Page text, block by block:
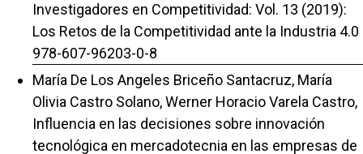
Investigadores en Competitividad: Vol. 13 (2019):
Los Retos de la Competitividad ante la Industria 4.0
978-607-96203-0-8
María De Los Angeles Briceño Santacruz, María
Olivia Castro Solano, Werner Horacio Varela Castro,
Influencia en las decisiones sobre innovación
tecnológica en mercadotecnia en las empresas de